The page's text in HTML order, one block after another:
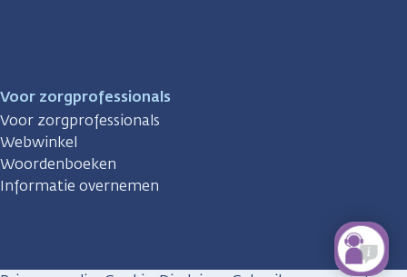
Voor zorgprofessionals
Voor zorgprofessionals
Webwinkel
Woordenboeken
Informatie overnemen